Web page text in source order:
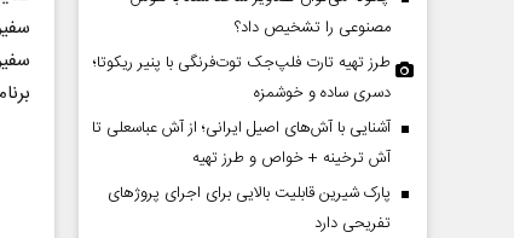
مصنوعی را تشخیص داد؟
طرز تهیه تارت فلپ‌جک توت‌فرنگی با پنیر ریکوتا؛
دسری ساده و خوشمزه
آشنایی با آش‌های اصیل ایرانی؛ از آش عباسعلی تا
آش ترخینه + خواص و طرز تهیه
پارک شیرین قابلیت‌ بالایی برای اجرای پروژهای
تفریحی دارد